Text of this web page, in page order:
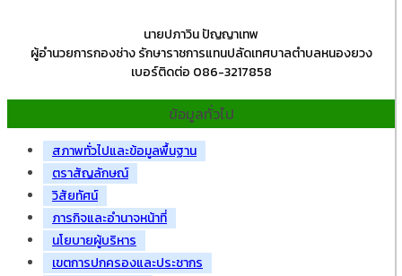
นายปภาวิน ปัญญาเทพ
ผู้อำนวยการกองช่าง รักษาราชการแทนปลัดเทศบาลตำบลหนองยวง
เบอร์ติดต่อ 086-3217858
ข้อมูลทั่วไป
สภาพทั่วไปและข้อมูลพื้นฐาน
ตราสัญลักษณ์
วิสัยทัศน์
ภารกิจและอำนาจหน้าที่
นโยบายผู้บริหาร
เขตการปกครองและประชากร